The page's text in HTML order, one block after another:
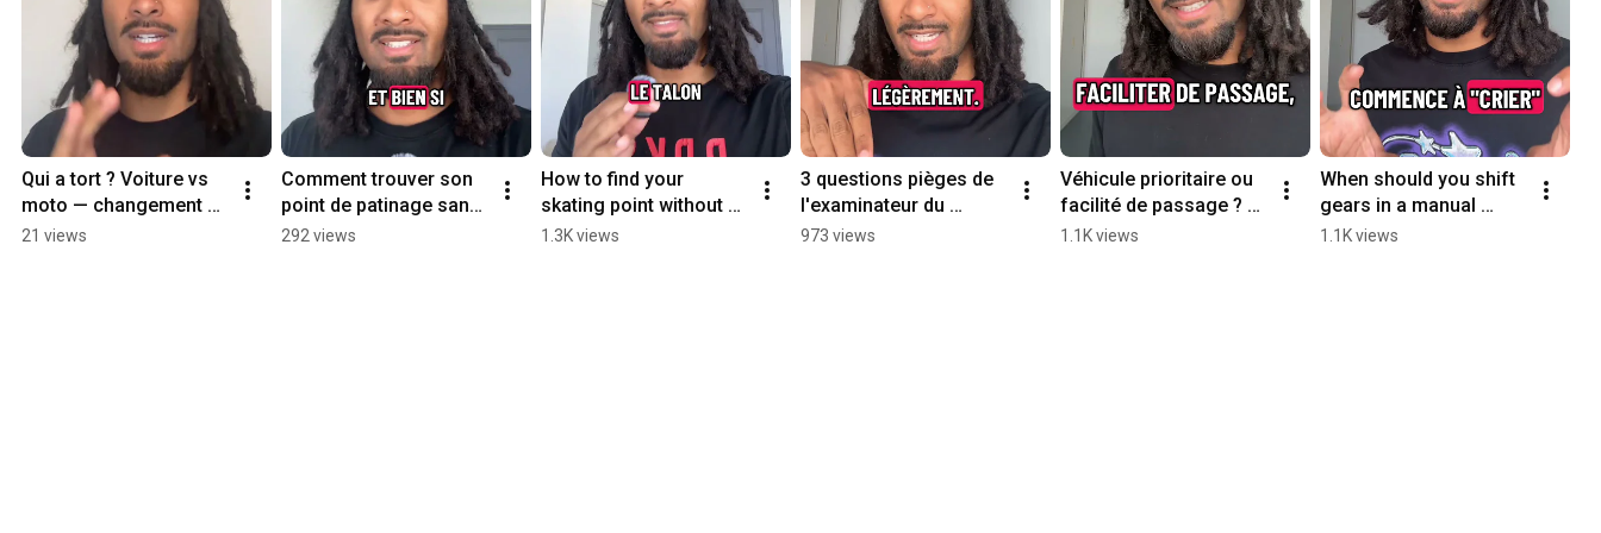
Qui a tort ? Voiture vs
moto — changement de
voie #shorts
21 views
Comment trouver son
point de patinage sans
caler #shorts
292 views
How to find your
skating point without
stalling #shorts
1.3K views
3 questions pièges de
l'examinateur du
permis #shorts
973 views
Véhicule prioritaire ou
facilité de passage ?
La différence #shorts
1.1K views
When should you shift
gears in a manual
transmission? #shorts
1.1K views